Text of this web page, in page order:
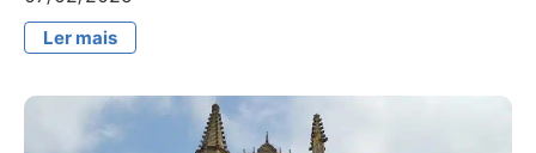
Ler mais